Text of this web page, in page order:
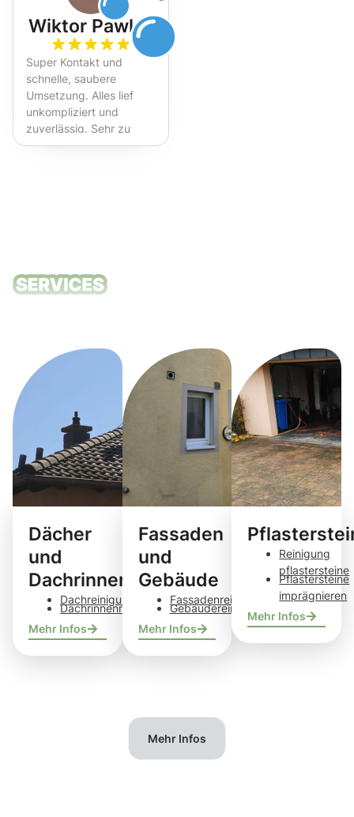
Wiktor Pawlak
Super Kontakt und
schnelle, saubere
Umsetzung. Alles lief
unkompliziert und
zuverlässig. Sehr zu
empfehlen!
Dächer
und
Dachrinnen
Dachreinigung
Dachrinnenreinigung
Mehr Infos
Fassaden
und
Gebäude
Fassadenreinigung
Gebäudereinigung
Mehr Infos
Reinigung
pflastersteine
Pflastersteine
imprägnieren
Mehr Infos
Mehr Infos